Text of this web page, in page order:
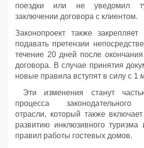
поездки или не уведомил
заключении договора с клиентом.
Законопроект также закрепляет
подавать претензии
течение 20 дней после
договора. В случае принятия
новые правила вступят в силу с 1
Эти изменения станут
процесса законодательного
отрасли, который также
развитию инклюзивного туризма
правил работы гостевых домов.